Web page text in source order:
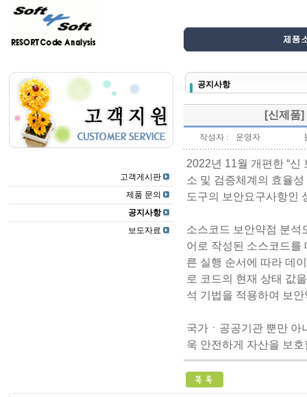
고객게시판
제품 문의
공지사항
보도자료
공지사항
[신제품]
작성자 : 운영자
2022년 11월 개편한 “신
소 및 검증체계의 효율
도구의 보안요구사항인
소스코드 보안약점 분석
어로 작성된 소스코드를
른 실행 순서에 따라 데
로 코드의 현재 상태 값
석 기법을 적용하여 보
국가ㆍ공공기관 뿐만 아
욱 안전하게 자산을 보